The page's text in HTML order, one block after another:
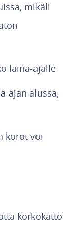
mikäli
laina-ajalle
ajan alussa,
korot voi
korkokatto